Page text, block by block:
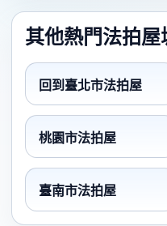
其他熱門法拍屋
回到臺北市法拍屋
桃園市法拍屋
臺南市法拍屋